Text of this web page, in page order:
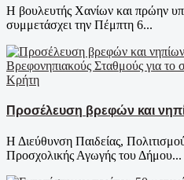
Η βουλευτής Χανίων και πρώην
συμμετάσχει την Πέμπτη 6...
Κρήτη
Προσέλευση βρεφών και
Η Διεύθυνση Παιδείας,
Προσχολικής Αγωγής του Δήμου...